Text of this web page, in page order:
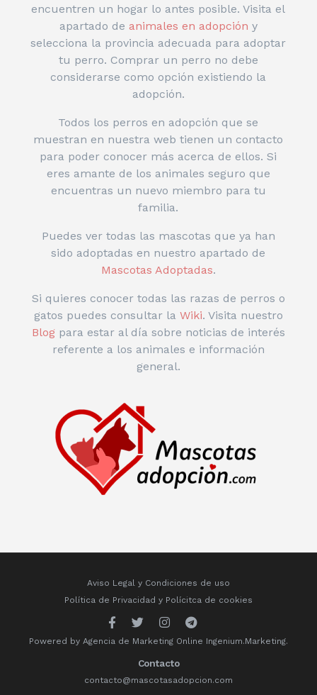
encuentren un hogar lo antes posible. Visita el
apartado de animales en adopción y
selecciona la provincia adecuada para adoptar
tu perro. Comprar un perro no debe
considerarse como opción existiendo la
adopción.
Todos los perros en adopción que se
muestran en nuestra web tienen un contacto
para poder conocer más acerca de ellos. Si
eres amante de los animales seguro que
encuentras un nuevo miembro para tu
familia.
Puedes ver todas las mascotas que ya han
sido adoptadas en nuestro apartado de
Mascotas Adoptadas.
Si quieres conocer todas las razas de perros o
gatos puedes consultar la Wiki. Visita nuestro
Blog para estar al día sobre noticias de interés
referente a los animales e información
general.
Aviso Legal y Condiciones de uso
Política de Privacidad y Polícitca de cookies
Powered by Agencia de Marketing Online Ingenium.Marketing.
Contacto
contacto@mascotasadopcion.com